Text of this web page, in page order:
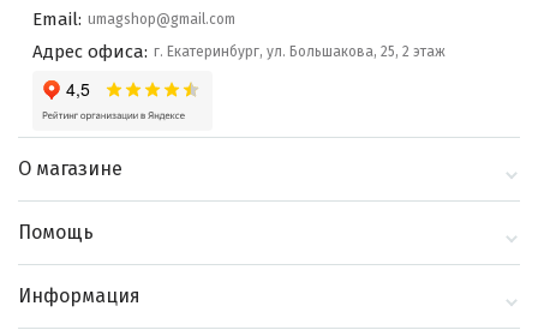
Email: umagshop@gmail.com
Адрес офиса: г. Екатеринбург, ул. Большакова, 25, 2 этаж
О магазине
Блог
Помощь
Информация